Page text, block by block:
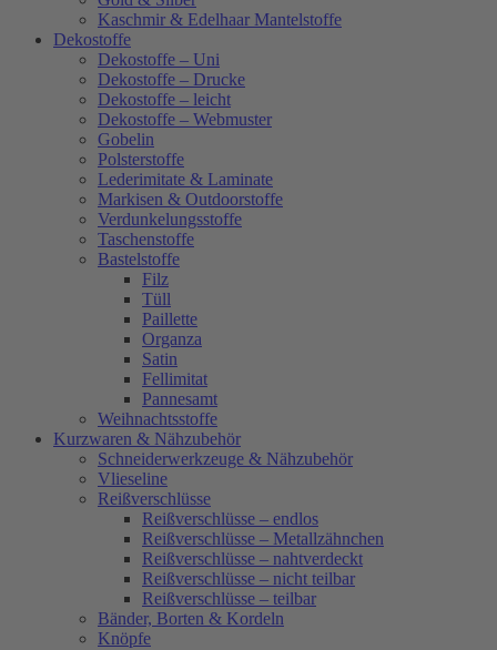
Kaschmir & Edelhaar Mantelstoffe
Dekostoffe
Dekostoffe – Uni
Dekostoffe – Drucke
Dekostoffe – leicht
Dekostoffe – Webmuster
Gobelin
Polsterstoffe
Lederimitate & Laminate
Markisen & Outdoorstoffe
Verdunkelungsstoffe
Taschenstoffe
Bastelstoffe
Filz
Tüll
Paillette
Organza
Satin
Fellimitat
Pannesamt
Weihnachtsstoffe
Kurzwaren & Nähzubehör
Schneiderwerkzeuge & Nähzubehör
Vlieseline
Reißverschlüsse
Reißverschlüsse – endlos
Reißverschlüsse – Metallzähnchen
Reißverschlüsse – nahtverdeckt
Reißverschlüsse – nicht teilbar
Reißverschlüsse – teilbar
Bänder, Borten & Kordeln
Knöpfe